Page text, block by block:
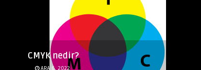
CMYK nedir?
ARA 6, 2022